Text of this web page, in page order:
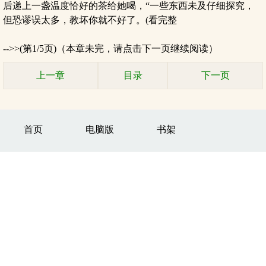
后递上一盏温度恰好的茶给她喝，“一些东西未及仔细探究，
但恐谬误太多，教坏你就不好了。(看完整
-->>(第1/5页)（本章未完，请点击下一页继续阅读）
上一章 目录 下一页
首页 电脑版 书架